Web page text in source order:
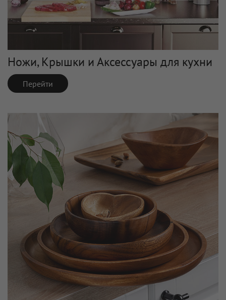
Ножи, Крышки и Аксессуары для кухни
Перейти